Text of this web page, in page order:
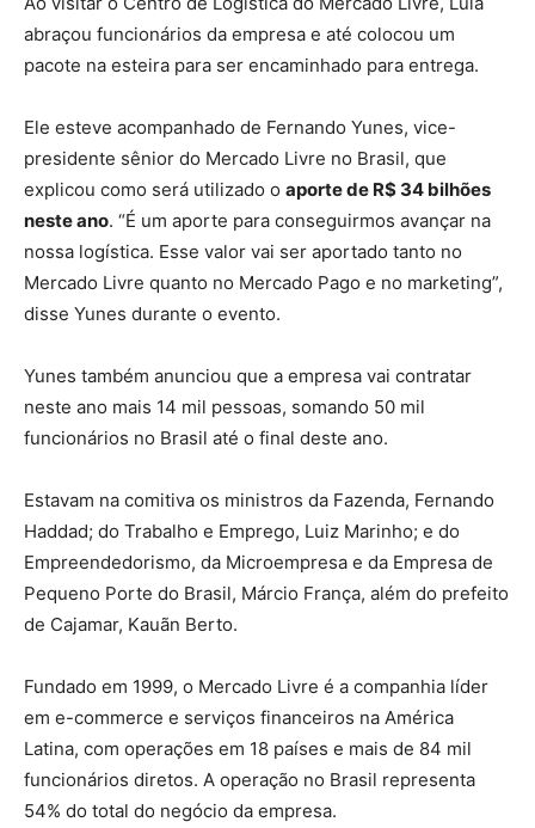
abraçou funcionários da empresa e até colocou um
pacote na esteira para ser encaminhado para entrega.
Ele esteve acompanhado de Fernando Yunes, vice-
presidente sênior do Mercado Livre no Brasil, que
explicou como será utilizado o aporte de R$ 34 bilhões
neste ano. “É um aporte para conseguirmos avançar na
nossa logística. Esse valor vai ser aportado tanto no
Mercado Livre quanto no Mercado Pago e no marketing”,
disse Yunes durante o evento.
Yunes também anunciou que a empresa vai contratar
neste ano mais 14 mil pessoas, somando 50 mil
funcionários no Brasil até o final deste ano.
Estavam na comitiva os ministros da Fazenda, Fernando
Haddad; do Trabalho e Emprego, Luiz Marinho; e do
Empreendedorismo, da Microempresa e da Empresa de
Pequeno Porte do Brasil, Márcio França, além do prefeito
de Cajamar, Kauãn Berto.
Fundado em 1999, o Mercado Livre é a companhia líder
em e-commerce e serviços financeiros na América
Latina, com operações em 18 países e mais de 84 mil
funcionários diretos. A operação no Brasil representa
54% do total do negócio da empresa.